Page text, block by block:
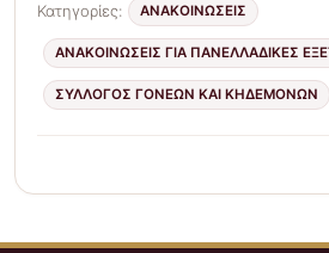
Κατηγορίες: ΑΝΑΚΟΙΝΩΣΕΙΣ
ΑΝΑΚΟΙΝΏΣΕΙΣ ΓΙΑ ΠΑΝΕΛΛΑΔΙΚΈΣ
ΣΎΛΛΟΓΟΣ ΓΟΝΈΩΝ ΚΑΙ ΚΗΔΕΜΌΝΩΝ